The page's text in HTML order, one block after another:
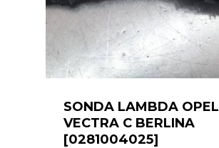
SONDA LAMBDA OPEL
VECTRA C BERLINA
[0281004025]